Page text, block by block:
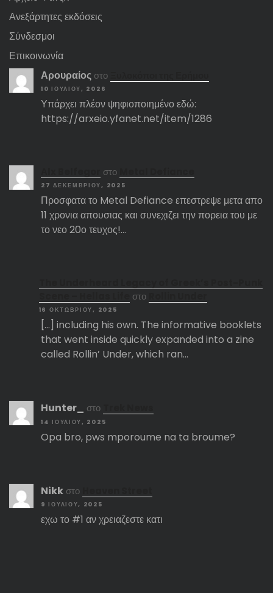
Ανεξάρτητες εκδόσεις
Σύνδεσμοι
Επικοινωνία
Αρουραίος στο
10 ΙΟΥΛΊΟΥ, 2026
Υπάρχει πλέον ψηφιοποιημένο εδώ:
https://arxeio.yfanet.net/item/1286
στο
27 ΔΕΚΕΜΒΡΊΟΥ, 2025
Προσφατα το Metal Defiance επεστρεψε μετα απο
11 χρονια απουσιας και συνεχιζει την πορεια του με
το νεο 20ο τευχος!…
στο
16 ΟΚΤΩΒΡΊΟΥ, 2025
[…] including his own. The informative booklets
that went inside quickly expanded into a zine
called Rollin’ Under, which ran…
Hunter_ στο
14 ΙΟΥΛΊΟΥ, 2025
Opa bro, pws mporoume na ta broume?
Nikk στο
9 ΙΟΥΛΊΟΥ, 2025
εχω το #1 αν χρειαζεστε κατι